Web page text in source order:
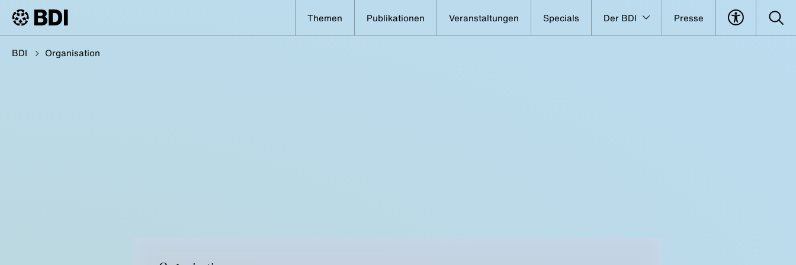
Themen Publikationen Veranstaltungen Specials Der BDI Presse
BDI Organisation